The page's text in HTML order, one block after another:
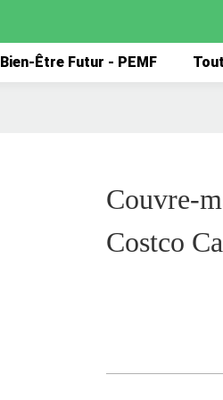
Bien-Être Futur - PEMF
Couvre-
Costco